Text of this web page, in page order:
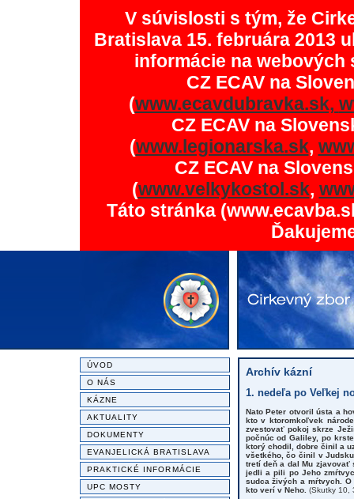
V súvislosti s tým, že
Bratislava 15. februára 2013
informácie na
CZ ECAV na
(www.ecavdubravka.sk,
CZ ECAV na
(www.legionarska.sk,
CZ ECAV na
(www.velkykostol.sk,
Táto stránka
ÚVOD
O NÁS
KÁZNE
AKTUALITY
DOKUMENTY
EVANJELICKÁ BRATISLAVA
PRAKTICKÉ INFORMÁCIE
UPC MOSTY
Archív kázní
1. nedeľa po Veľkej
Nato Peter otvoril ústa a
kto v ktoromkoľvek
zvestovať pokoj skrze
počnúc od Galiley, po
ktorý chodil, dobre činil a
všetkého, čo činil v
tretí deň a dal Mu zjavovať
jedli a pili po Jeho
sudca živých a mŕtvych.
kto verí v Neho. (Skutky 10,